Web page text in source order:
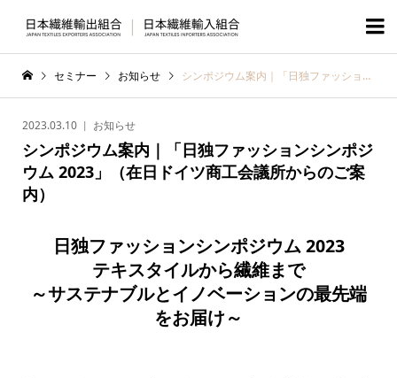

セミナー お知らせ シンポジウム案内｜「日独ファッションシンポジウム 2023」（在日ドイツ商工会議所からのご案内）
2023.03.10 お知らせ
シンポジウム案内｜「日独ファッションシンポジ
ウム 2023」（在日ドイツ商工会議所からのご案
内）
日独ファッションシンポジウム 2023
テキスタイルから繊維まで
～サステナブルとイノベーションの最先端
をお届け～